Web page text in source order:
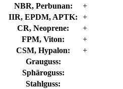
NBR, Perbunan:
+
IIR, EPDM, APTK:
+
CR, Neoprene:
+
FPM, Viton:
+
CSM, Hypalon:
+
Grauguss:
Sphäroguss:
Stahlguss: